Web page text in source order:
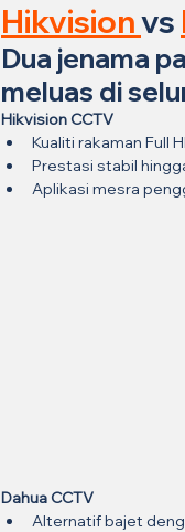
Hikvision vs
Dua jenama
meluas di
Hikvision CCTV
Kualiti rakaman Full
Prestasi stabil
Aplikasi mesra
Dahua CCTV
Alternatif bajet